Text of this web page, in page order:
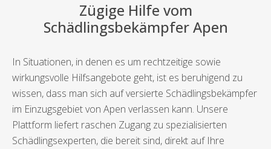
Zügige Hilfe vom
Schädlingsbekämpfer Apen
In Situationen, in denen es um rechtzeitige sowie
wirkungsvolle Hilfsangebote geht, ist es beruhigend zu
wissen, dass man sich auf versierte Schädlingsbekämpfer
im Einzugsgebiet von Apen verlassen kann. Unsere
Plattform liefert raschen Zugang zu spezialisierten
Schädlingsexperten, die bereit sind, direkt auf Ihre